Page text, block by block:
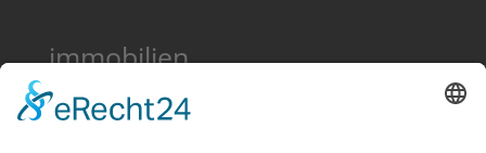
immobilien
immobilien
landhäuser